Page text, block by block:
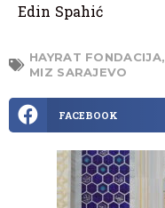
Edin Spahić
HAYRAT FONDACIJA,
MIZ SARAJEVO
FACEBOOK